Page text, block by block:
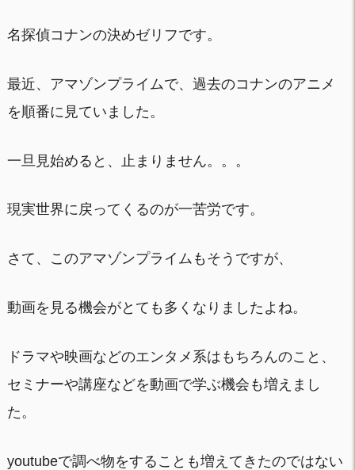
名探偵コナンの決めゼリフです。
最近、アマゾンプライムで、過去のコナンのアニメ
を順番に見ていました。
一旦見始めると、止まりません。。。
現実世界に戻ってくるのが一苦労です。
さて、このアマゾンプライムもそうですが、
動画を見る機会がとても多くなりましたよね。
ドラマや映画などのエンタメ系はもちろんのこと、
セミナーや講座などを動画で学ぶ機会も増えまし
た。
youtubeで調べ物をすることも増えてきたのではない